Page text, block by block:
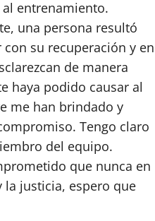
entrenamiento.
una persona resultó
su recuperación y en
de manera
haya podido causar al
me han brindado y
Tengo claro
del equipo.
que nunca en
la justicia, espero que